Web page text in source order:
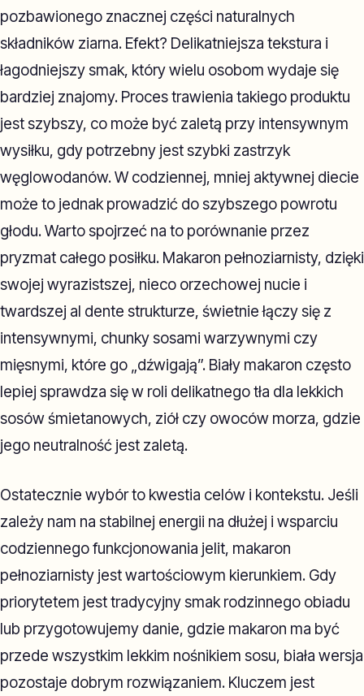
pozbawionego znacznej części naturalnych
składników ziarna. Efekt? Delikatniejsza tekstura i
łagodniejszy smak, który wielu osobom wydaje się
bardziej znajomy. Proces trawienia takiego produktu
jest szybszy, co może być zaletą przy intensywnym
wysiłku, gdy potrzebny jest szybki zastrzyk
węglowodanów. W codziennej, mniej aktywnej diecie
może to jednak prowadzić do szybszego powrotu
głodu. Warto spojrzeć na to porównanie przez
pryzmat całego posiłku. Makaron pełnoziarnisty, dzięki
swojej wyrazistszej, nieco orzechowej nucie i
twardszej al dente strukturze, świetnie łączy się z
intensywnymi, chunky sosami warzywnymi czy
mięsnymi, które go „dźwigają”. Biały makaron często
lepiej sprawdza się w roli delikatnego tła dla lekkich
sosów śmietanowych, ziół czy owoców morza, gdzie
jego neutralność jest zaletą.
Ostatecznie wybór to kwestia celów i kontekstu. Jeśli
zależy nam na stabilnej energii na dłużej i wsparciu
codziennego funkcjonowania jelit, makaron
pełnoziarnisty jest wartościowym kierunkiem. Gdy
priorytetem jest tradycyjny smak rodzinnego obiadu
lub przygotowujemy danie, gdzie makaron ma być
przede wszystkim lekkim nośnikiem sosu, biała wersja
pozostaje dobrym rozwiązaniem. Kluczem jest